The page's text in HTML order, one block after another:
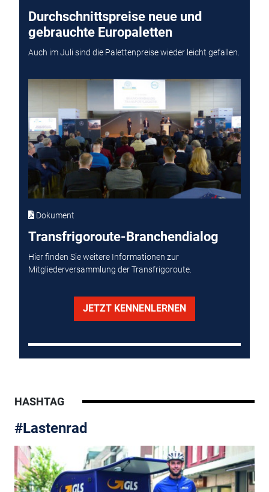
Durchschnittspreise neue und
gebrauchte Europaletten
Auch im Juli sind die Palettenpreise wieder leicht gefallen.
Dokument
Transfrigoroute-Branchendialog
Hier finden Sie weitere Informationen zur
Mitgliederversammlung der Transfrigoroute.
JETZT KENNENLERNEN
HASHTAG
#Lastenrad